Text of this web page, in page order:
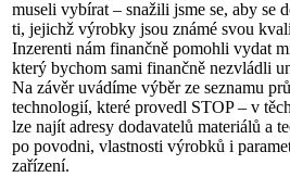
museli vybírat – snažili jsme se, aby se
ti, jejichž výrobky jsou známé svou
Inzerenti nám finančně pomohli vydat
který bychom sami finančně nezvládli
Na závěr uvádíme výběr ze seznamu
technologií, které provedl STOP – v
lze najít adresy dodavatelů materiálů a
po povodni, vlastnosti výrobků i
zařízení.